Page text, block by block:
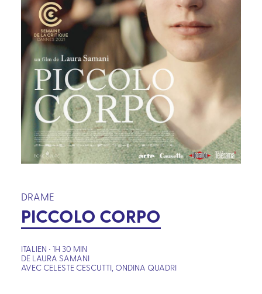
DRAME
PICCOLO CORPO
ITALIEN • 1H 30 MIN
DE LAURA SAMANI
AVEC CELESTE CESCUTTI, ONDINA QUADRI